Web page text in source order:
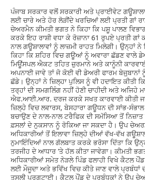
ਪੰਜਾਬ ਸਰਕਾਰ ਵਲੋਂ ਸਰਕਾਰੀ ਅਤੇ ਪ੍ਰਾਈਵੇਟ
ਲਈ ਚਾਰੇ ਅਤੇ ਹੋਰ ਲੋੜੀਂਦੇ ਖਰਚਿਆਂ ਲਈ ਪ੍ਰਤੀ ਗਾਂ
ਚੇਅਰਮੈਨ ਕੀਮਤੀ ਭਗਤ ਨੇ ਕਿਹਾ ਕਿ ਪਸ਼ੂ ਪਾਲਣ
ਕਰਕੇ ਇਹ ਰਾਸ਼ੀ ਵਧਾ ਕੇ ਰੋਜ਼ਾਨਾ 61 ਰੁਪਏ ਪ੍ਰਤੀ ਗਾਂ
ਨਾਲ ਗਊਸ਼ਾਲਾਵਾਂ ਨੂੰ ਲਾਜ਼ਮੀ ਰਾਹਤ ਮਿਲੇਗੀ। ਉਨ੍ਹਾਂ
ਕਿਹਾ ਕਿ ਸ਼ਹਿਰ ਵਿਚ ਗਊਆਂ ਨੂੰ ਅਵਾਰਾ ਛੱਡਣ ਵਾਲੇ
ਮਿਊਂਸਪਲ ਐਕਟ ਤਹਿਤ ਜ਼ੁਰਮਾਨੇ ਅਤੇ ਕਾਨੂੰਨੀ
ਅਪਨਾਈ ਜਾਵੇ ਤਾਂ ਜੋ ਕੋਈ ਵੀ ਡੇਅਰੀ ਫਾਰਮ ਬੇਜੁ਼ਬਾਨਾਂ
ਛੱਡੇ। ਉਨ੍ਹਾਂ ਨੇ ਜ਼ਿਲ੍ਹਾ ਪੁਲਿਸ ਨੂੰ ਵੀ ਹਦਾਇਤ ਕੀਤੀ
ਤਰ੍ਹਾਂ ਦੀ ਸਮਗਲਿੰਗ ਨਹੀਂ ਹੋਣੀ ਚਾਹੀਦੀ ਅਤੇ ਅਜਿਹੇ
ਐਫ.ਆਈ.ਆਰ. ਦਰਜ ਕਰਕੇ ਸਖਤ ਕਾਰਵਾਈ ਕੀਤੀ
ਜ਼ਿਲ੍ਹੇ ਵਿਚ ਲਵਾਰਸ, ਬੇਸਹਾਰਾ ਗਊਧਨ ਦੀ ਸਾਂਭ-ਸੰਭਾਲ
ਬਚਾਉਣ ਦੇ ਨਾਲ-ਨਾਲ ਟਰੈਫਿਕ ਦੀ ਸਮੱਸਿਆ ਤੋਂ
ਫ਼ਸਲਾਂ ਦੇ ਨੁਕਸਾਨ ਨੂੰ ਰੋਕਿਆ ਜਾ ਸਕਦਾ ਹੈ। ਉਪ
ਅਧਿਕਾਰੀਆਂ ਤੋਂ ਇਲਾਵਾ ਜ਼ਿਲ੍ਹੇ ਦੀਆਂ ਵੱਖ-ਵੱਖ
ਨੁਮਾਇੰਦਿਆਂ ਨਾਲ ਗੱਲਬਾਤ ਕਰਕੇ ਭਰੋਸਾ ਦਿੱਤਾ ਕਿ
ਤਰਜੀਹ ਦੇ ਆਧਾਰ ’ਤੇ ਹੱਲ ਕੀਤਾ ਜਾਵੇਗਾ। ਕੀਮਤੀ
ਅਧਿਕਾਰੀਆਂ ਸਮੇਤ ਨੇੜਲੇ ਪਿੰਡ ਫਲਾਹੀ ਵਿਖੇ ਕੈਟਲ
ਲਈ ਮੌਜੂਦਾ ਅਤੇ ਭਵਿੱਖ ਵਿਚ ਕੀਤੇ ਜਾਣ ਵਾਲੇ
ਤਸਲੀ ਪ੍ਰਗਟਾਈ। ਕੈਟਲ ਪੌਂਡ ਦੇ ਪ੍ਰਬੰਧਕਾਂ ਨੇ ਉਪ